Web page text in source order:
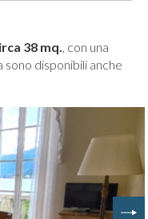
38 mq.
, con una
sono disponibili anche